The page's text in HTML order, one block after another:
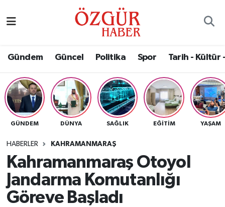
Gündem Güncel Politika Spor Tarih - Kültür
GÜNDEM DÜNYA SAĞLIK EĞITIM YAŞAM
HABERLER KAHRAMANMARAŞ
Kahramanmaraş Otoyol
Jandarma Komutanlığı
Göreve Başladı
Eğitim
Ekonomi
Güncel
Gündem
Magazin
Nöbetçi Eczaneler
Namaz Vakitleri
Trafik Durumu
Süper Lig Puan Durumu ve Fikstür
Tüm Manşetler
Son Dakika Haberleri